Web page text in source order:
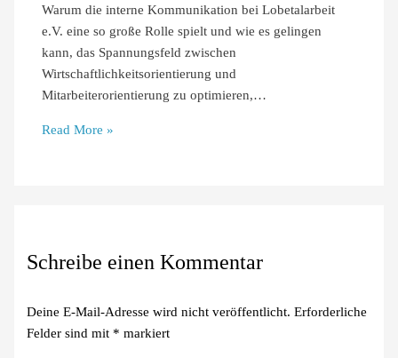
Warum die interne Kommunikation bei Lobetalarbeit
e.V. eine so große Rolle spielt und wie es gelingen
kann, das Spannungsfeld zwischen
Wirtschaftlichkeitsorientierung und
Mitarbeiterorientierung zu optimieren,…
Read More »
Schreibe einen Kommentar
Deine E-Mail-Adresse wird nicht veröffentlicht. Erforderliche
Felder sind mit * markiert